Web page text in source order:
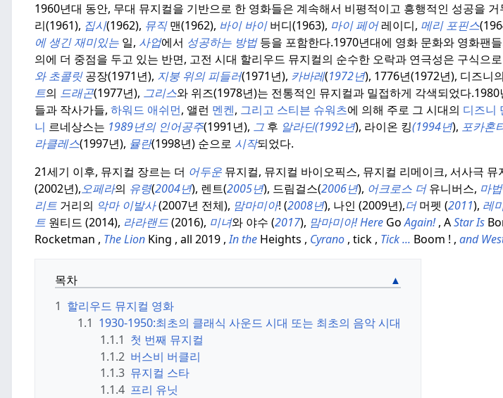
1960년대 동안, 무대 뮤지컬을 기반으로 한 영화들은 계속해서 비평적이고 흥행적인 성공을 거
리(1961), 집시(1962), 뮤직맨(1962), 바이 바이버디(1963), 마이 페어레이디, 메리 포핀스
에 생긴 재미있는 일, 사업에서 성공하는 방법등을 포함한다.1970년대에 영화 문화와 영화팬
의에 더 중점을 두고 있는 반면, 고전 시대 할리우드 뮤지컬의 순수한 오락과 연극성은 구식으
와 초콜릿공장(1971년), 지붕 위의 피들러(1971년), 카바레(1972년), 1776년(1972년), 디즈니의
트의 드래곤(1977년), 그리스와 위즈(1978년)는 전통적인 뮤지컬과 밀접하게 각색되었다.1980
들과 작사가들, 하워드 애쉬먼, 앨런 멘켄, 그리고 스티븐 슈워츠에 의해 주로 그 시대의 디즈니
니 르네상스는 1989년의 인어공주(1991년), 그 후 알라딘(1992년), 라이온 킹(1994년), 포카혼
라클레스(1997년), 뮬란(1998년) 순으로 시작되었다.
21세기 이후, 뮤지컬 장르는 더 어두운 뮤지컬, 뮤지컬 바이오픽스, 뮤지컬 리메이크, 서사극
(2002년),오페라의 유령(2004년), 렌트(2005년), 드림걸스(2006년), 어크로스 더유니버스, 마법
리트 거리의 악마 이발사(2007년 전체), 맘마미아! (2008년), 나인 (2009년),더머펫 (2011), 레
트 원티드 (2014), 라라랜드(2016), 미녀와 야수 (2017), 맘마미아!Here GoAgain!, AStar Is
Rocketman , The Lion King , all 2019 ,In the Heights , Cyrano , tick , Tick ... Boom ! , and
목차
1 할리우드 뮤지컬 영화
1.1 1930-1950:최초의 클래식 사운드 시대 또는 최초의 음악 시대
1.1.1 첫 번째 뮤지컬
1.1.2 버스비 버클리
1.1.3 뮤지컬 스타
1.1.4 프리 유닛